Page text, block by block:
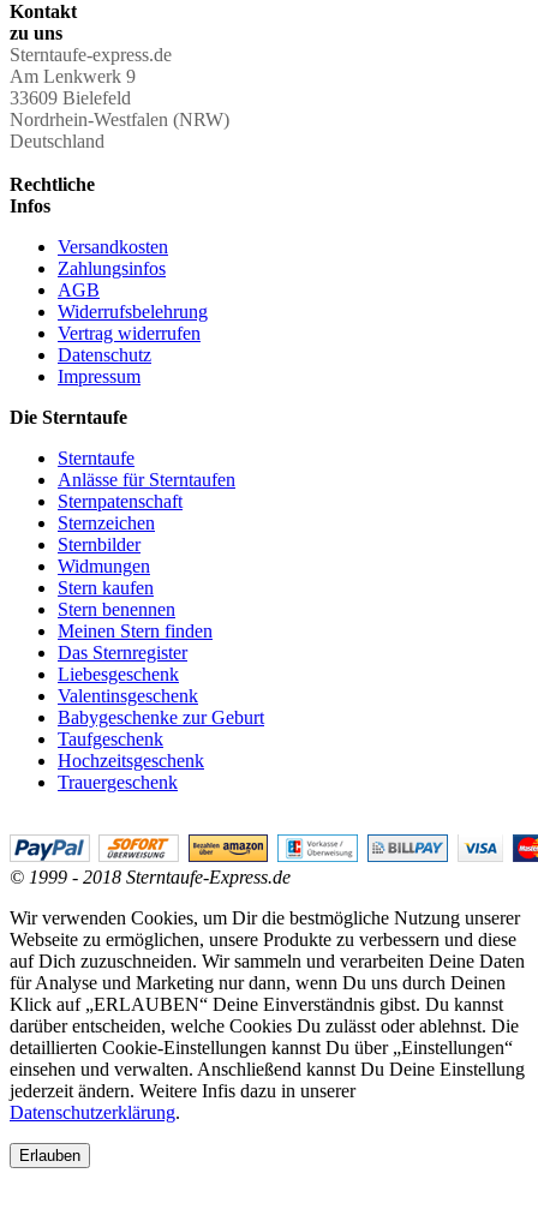
Kontakt
zu uns
Sterntaufe-express.de
Am Lenkwerk 9
33609 Bielefeld
Nordrhein-Westfalen (NRW)
Deutschland
Rechtliche
Infos
Versandkosten
Zahlungsinfos
AGB
Widerrufsbelehrung
Vertrag widerrufen
Datenschutz
Impressum
Die Sterntaufe
Sterntaufe
Anlässe für Sterntaufen
Sternpatenschaft
Sternzeichen
Sternbilder
Widmungen
Stern kaufen
Stern benennen
Meinen Stern finden
Das Sternregister
Liebesgeschenk
Valentinsgeschenk
Babygeschenke zur Geburt
Taufgeschenk
Hochzeitsgeschenk
Trauergeschenk
© 1999 - 2018 Sterntaufe-Express.de
Wir verwenden Cookies, um Dir die bestmögliche Nutzung unserer
Webseite zu ermöglichen, unsere Produkte zu verbessern und diese
auf Dich zuzuschneiden. Wir sammeln und verarbeiten Deine Daten
für Analyse und Marketing nur dann, wenn Du uns durch Deinen
Klick auf „ERLAUBEN“ Deine Einverständnis gibst. Du kannst
darüber entscheiden, welche Cookies Du zulässt oder ablehnst. Die
detaillierten Cookie-Einstellungen kannst Du über „Einstellungen“
einsehen und verwalten. Anschließend kannst Du Deine Einstellung
jederzeit ändern. Weitere Infis dazu in unserer
Datenschutzerklärung.
Erlauben